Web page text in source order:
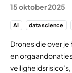
15 oktober 2025
AI data science
Drones die over
en